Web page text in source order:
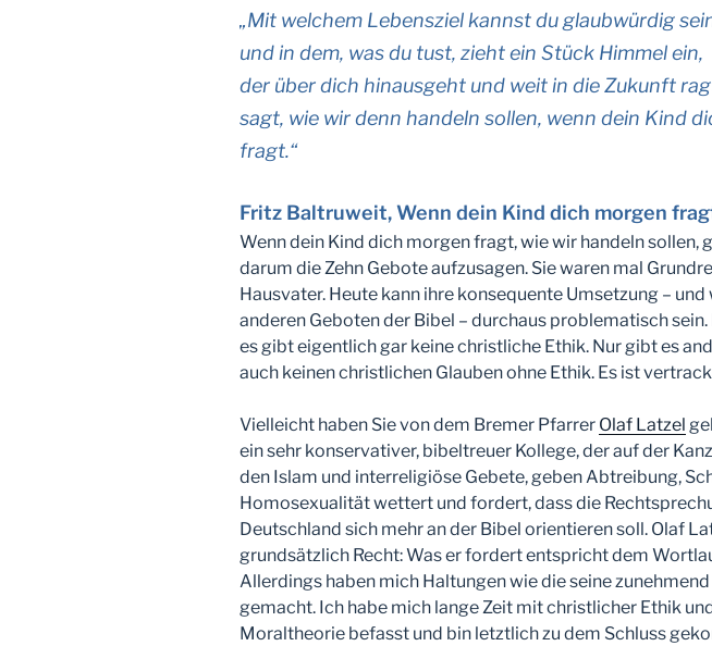
„Mit welchem Lebensziel kannst du glaubwürdig
und in dem, was du tust, zieht ein Stück Himmel ein,
der über dich hinausgeht und weit in die Zukunft
sagt, wie wir denn handeln sollen, wenn dein Kind
fragt.“
Fritz Baltruweit, Wenn dein Kind dich morgen
Wenn dein Kind dich morgen fragt, wie wir handeln sollen,
darum die Zehn Gebote aufzusagen. Sie waren mal
Hausvater. Heute kann ihre konsequente Umsetzung – und
anderen Geboten der Bibel – durchaus problematisch sein.
es gibt eigentlich gar keine christliche Ethik. Nur gibt es
auch keinen christlichen Glauben ohne Ethik. Es ist
Vielleicht haben Sie von dem Bremer Pfarrer Olaf Latzel
ein sehr konservativer, bibeltreuer Kollege, der auf der
den Islam und interreligiöse Gebete, geben Abtreibung,
Homosexualität wettert und fordert, dass die
Deutschland sich mehr an der Bibel orientieren soll. Olaf
grundsätzlich Recht: Was er fordert entspricht dem
Allerdings haben mich Haltungen wie die seine
gemacht. Ich habe mich lange Zeit mit christlicher Ethik und
Moraltheorie befasst und bin letztlich zu dem Schluss